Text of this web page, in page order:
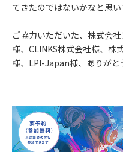
てきたのではないかなと思い
ご協力いただいた、株式会
様、CLINKS株式会社様、株
様、LPI-Japan様、ありがと